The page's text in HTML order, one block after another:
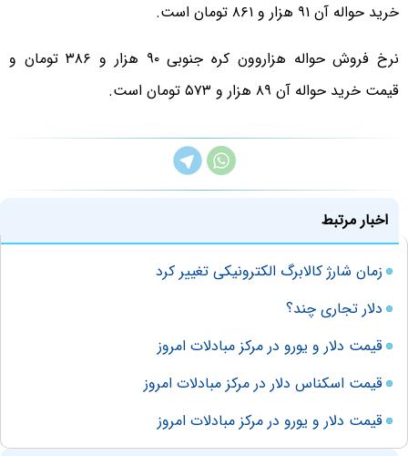
خرید حواله آن ۹۱ هزار و ۸۶۱ تومان است.
نرخ فروش حواله هزاروون کره جنوبی ۹۰ هزار و ۳۸۶ تومان و
قیمت خرید حواله آن ۸۹ هزار و ۵۷۳ تومان است.
اخبار مرتبط
زمان شارژ کالابرگ الکترونیکی تغییر کرد
دلار تجاری چند؟
قیمت دلار و یورو در مرکز مبادلات امروز
قیمت اسکناس دلار در مرکز مبادلات امروز
قیمت دلار و یورو در مرکز مبادلات امروز